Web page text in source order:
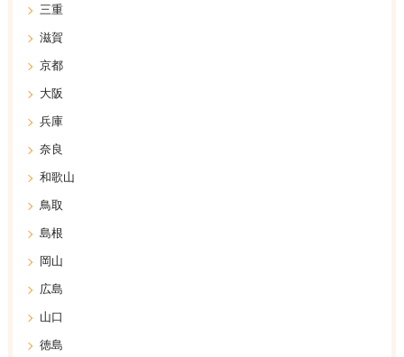
三重
滋賀
京都
大阪
兵庫
奈良
和歌山
鳥取
島根
岡山
広島
山口
徳島